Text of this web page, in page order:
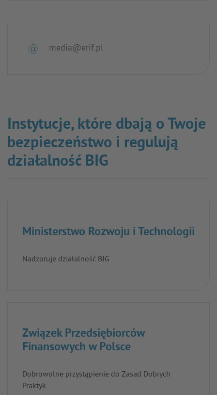
media@erif.pl
Instytucje, które dbają o Twoje
bezpieczeństwo i regulują
działalność BIG
Ministerstwo Rozwoju i Technologii
Nadzoruje działalność BIG
Związek Przedsiębiorców
Finansowych w Polsce
Dobrowolne przystąpienie do Zasad Dobrych
Praktyk